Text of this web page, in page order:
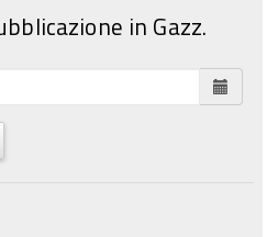
in Gazz.